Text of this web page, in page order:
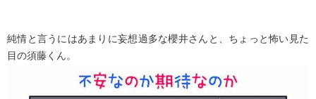
純情と言うにはあまりに妄想過多な櫻井さんと、ちょっと怖い見た
目の須藤くん。